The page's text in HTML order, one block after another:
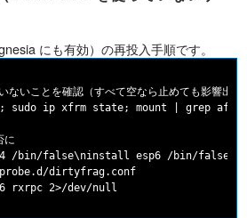
にも有効）の再投入手順です。
いことを確認（すべて空なら止めても影響出に
sudo ip xfrm state; mount | grep afs
に
/bin/false\ninstall esp6 /bin/
dirtyfrag.conf